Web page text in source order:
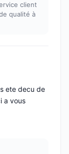
client
qualité à
ete decu de
a vous